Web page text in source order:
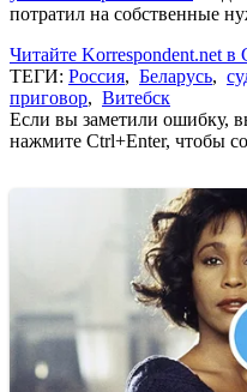
потратил на собственные
Читайте Korrespondent.net в
ТЕГИ: Россия, Беларусь,
приговор, Витебск
Если вы заметили ошибку,
нажмите Ctrl+Enter, чтобы